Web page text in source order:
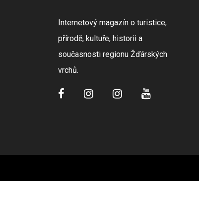
Internetový magazín o turistice,
přírodě, kultuře, historii a
současnosti regionu Žďárských
vrchů.